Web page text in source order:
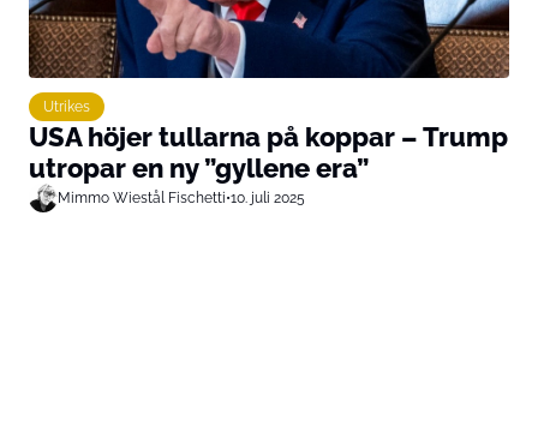
Utrikes
USA höjer tullarna på koppar – Trump
utropar en ny ”gyllene era”
Mimmo Wiestål Fischetti•10. juli 2025